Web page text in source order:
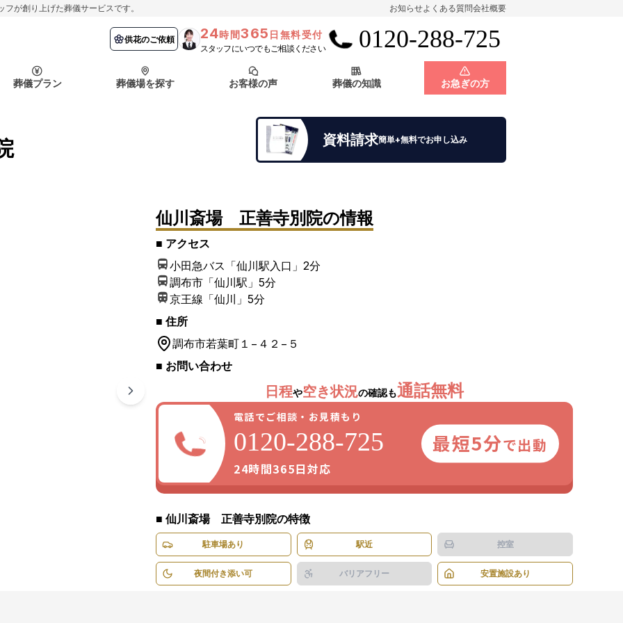
が創り上げた葬儀サービスです。 お知らせよくある質問会社概要
供花のご依頼 24時間365 日無料受付
スタッフにいつでもご相談ください 0120-288-725
葬儀の流れ
会社概要
葬儀プラン 葬儀場を探す お客様の声
よくある質問
葬儀の知識 お急ぎの方
納棺の儀とは？ 葬儀の流れ 会員制度
会社概要
埼玉県 千葉県 神奈川県
お客様の声 よくある質問
供花のご依頼
資料請求簡単+無料でお申し込み
仙川斎場 正善寺別院の情報
■ アクセス
小田急バス「仙川駅入口」 2分
調布市「仙川駅」 5分
京王線「仙川」 5分
■ 住所
調布市若葉町１−４２−５
■ お問い合わせ
日程や空き状況の確認も通話無料
電話でご相談・お見積もり
0120-288-725
24時間365日対応
最短5分で出動
■ 仙川斎場 正善寺別院の特徴
駐車場あり 駅近 控室
夜間付き添い可 バリアフリー 安置施設あり